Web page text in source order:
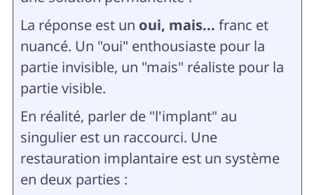
La réponse est un oui, mais... franc et
nuancé. Un "oui" enthousiaste pour la
partie invisible, un "mais" réaliste pour la
partie visible.
En réalité, parler de "l'implant" au
singulier est un raccourci. Une
restauration implantaire est un système
en deux parties :